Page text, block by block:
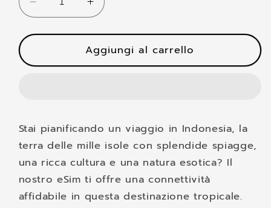
Diminuisci
quantità
per
-
Aumenta
quantità
per
eSim
-
Aggiungi al carrello
Stai pianificando un viaggio in Indonesia, la
terra delle mille isole con splendide spiagge,
una ricca cultura e una natura esotica? Il
nostro eSim ti offre una connettività
affidabile in questa destinazione tropicale.